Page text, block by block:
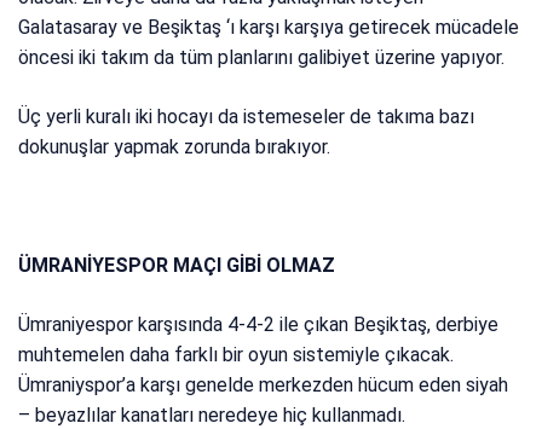
Galatasaray ve Beşiktaş ‘ı karşı karşıya getirecek mücadele
öncesi iki takım da tüm planlarını galibiyet üzerine yapıyor.
Üç yerli kuralı iki hocayı da istemeseler de takıma bazı
dokunuşlar yapmak zorunda bırakıyor.
ÜMRANİYESPOR MAÇI GİBİ OLMAZ
Ümraniyespor karşısında 4-4-2 ile çıkan Beşiktaş, derbiye
muhtemelen daha farklı bir oyun sistemiyle çıkacak.
Ümraniyspor’a karşı genelde merkezden hücum eden siyah
– beyazlılar kanatları neredeye hiç kullanmadı.